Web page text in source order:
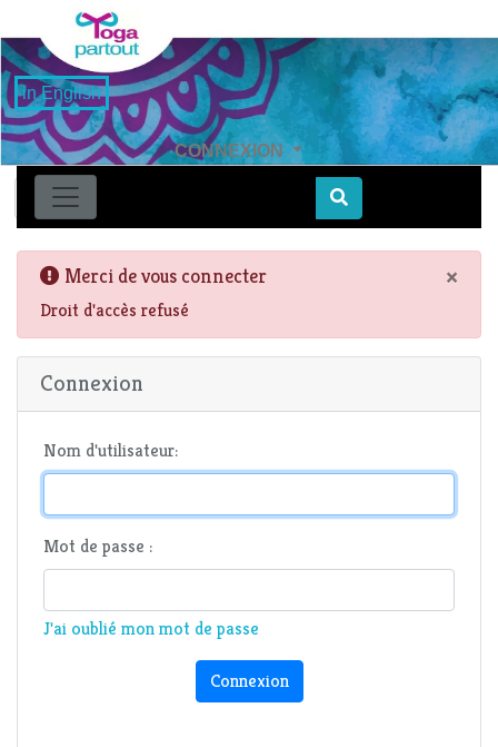
in English
CONNEXION
Find
×
Merci de vous connecter
Droit d'accès refusé
Connexion
Nom d'utilisateur:
Mot de passe :
J'ai oublié mon mot de passe
Connexion